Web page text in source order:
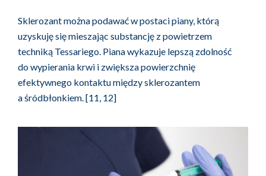
Sklerozant można podawać w postaci piany, którą
uzyskuję się mieszając substancję z powietrzem
techniką Tessariego. Piana wykazuje lepszą zdolność
do wypierania krwi i zwiększa powierzchnię
efektywnego kontaktu między sklerozantem
a śródbłonkiem. [11, 12]